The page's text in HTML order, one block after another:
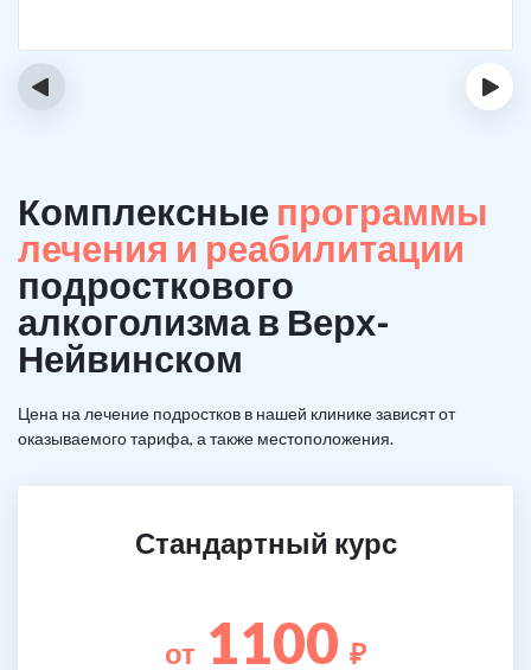
‹ ›
Комплексные программы
лечения и реабилитации
подросткового
алкоголизма в Верх-
Нейвинском
Цена на лечение подростков в нашей клинике зависят от
оказываемого тарифа, а также местоположения.
Стандартный курс
от 1100 ₽